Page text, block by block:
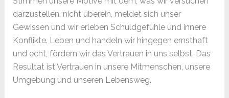
darzustellen, nicht überein, meldet sich unser
Gewissen und wir erleben Schuldgefühle und innere
Konflikte. Leben und handeln wir hingegen ernsthaft
und echt, fördern wir das Vertrauen in uns selbst. Das
Resultat ist Vertrauen in unsere Mitmenschen, unsere
Umgebung und unseren Lebensweg.